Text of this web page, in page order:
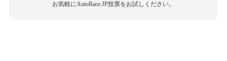
お気軽にAutoRace.JP投票をお試しください。